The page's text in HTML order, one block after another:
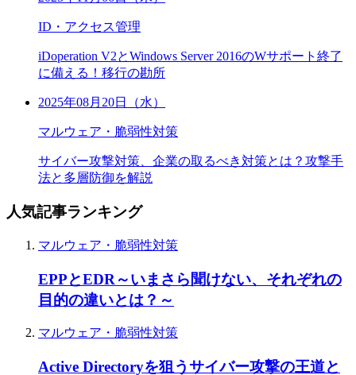
ID・アクセス管理
iDoperation V2とWindows Server 2016のWサポート終了
に備える！移行の勘所
2025年08月20日（水）
マルウェア・脆弱性対策
サイバー攻撃対策、企業の取るべき対策とは？攻撃手
法と多層防御を解説
人気記事ランキング
マルウェア・脆弱性対策
EPPとEDR～いまさら聞けない、それぞれの
目的の違いとは？～
マルウェア・脆弱性対策
Active Directoryを狙うサイバー攻撃の王道と